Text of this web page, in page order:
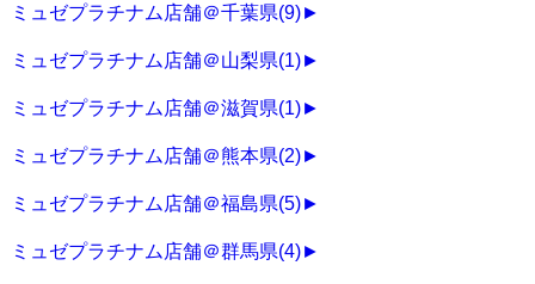
ミュゼプラチナム店舗＠千葉県(9)►
ミュゼプラチナム店舗＠山梨県(1)►
ミュゼプラチナム店舗＠滋賀県(1)►
ミュゼプラチナム店舗＠熊本県(2)►
ミュゼプラチナム店舗＠福島県(5)►
ミュゼプラチナム店舗＠群馬県(4)►